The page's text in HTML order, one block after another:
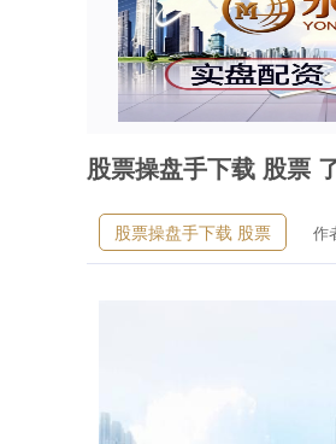
股票操盘手下载 股票
股票操盘手下载 股票 作